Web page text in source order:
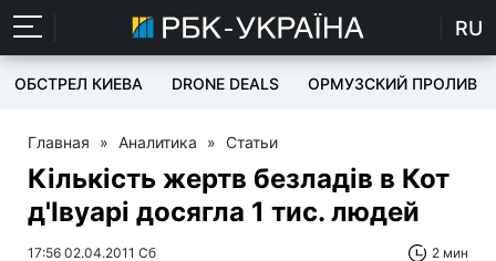
RU
ОБСТРЕЛ КИЕВА DRONE DEALS ОРМУЗСКИЙ ПРОЛИВ
Главная » Аналитика » Статьи
Кількість жертв безладів в Кот
д'Івуарі досягла 1 тис. людей
17:56 02.04.2011 Сб 2 мин